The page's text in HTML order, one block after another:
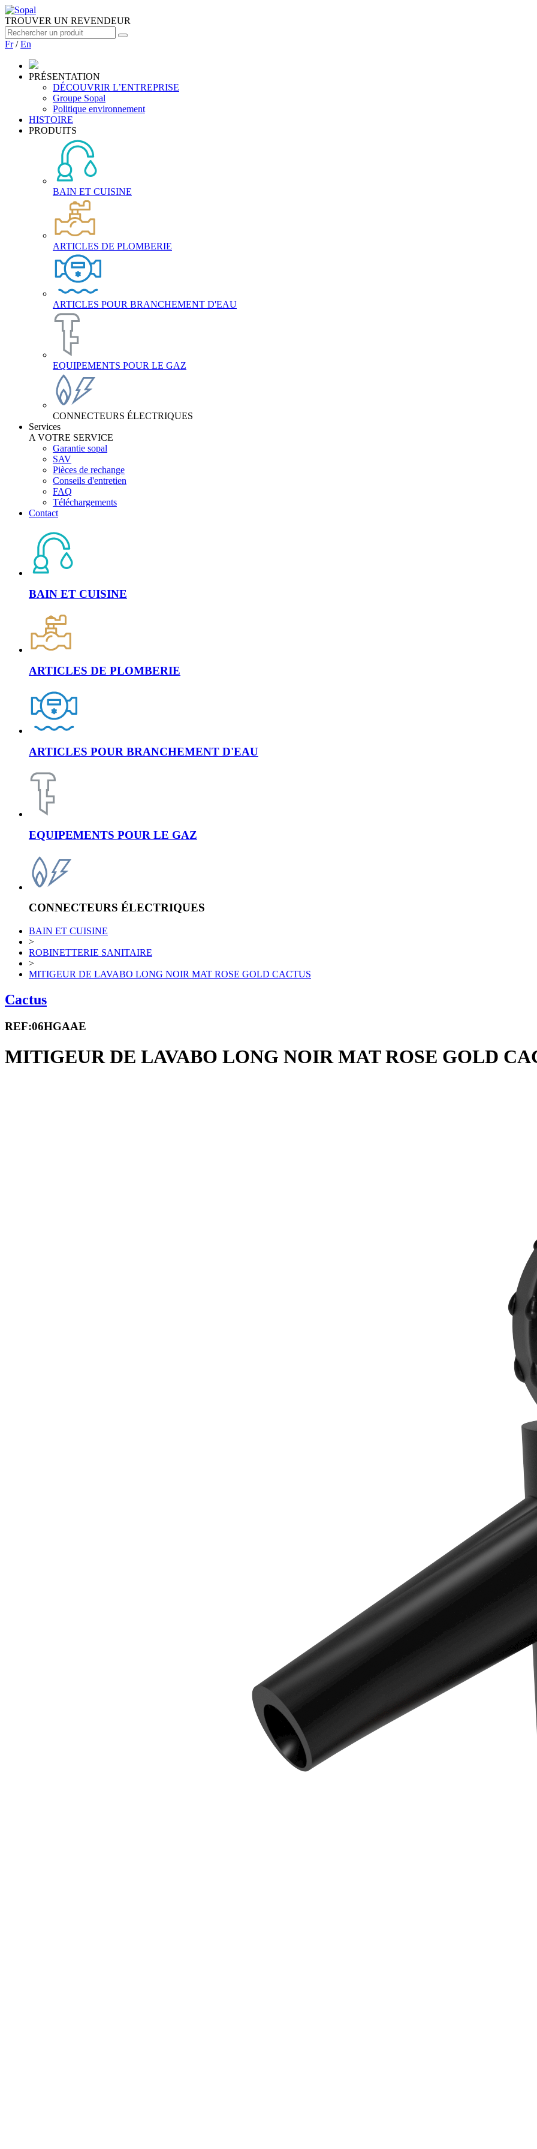
TROUVER UN REVENDEUR
Fr/En
PRÉSENTATION
DÉCOUVRIR L’ENTREPRISE
Groupe Sopal
Politique environnement
HISTOIRE
PRODUITS
BAIN ET CUISINE
ARTICLES DE PLOMBERIE
ARTICLES POUR BRANCHEMENT D'EAU
EQUIPEMENTS POUR LE GAZ
CONNECTEURS ÉLECTRIQUES
Services
A VOTRE SERVICE
Garantie sopal
SAV
Pièces de rechange
Conseils d'entretien
FAQ
Téléchargements
Contact
BAIN ET CUISINE
ARTICLES DE PLOMBERIE
ARTICLES POUR BRANCHEMENT D'EAU
EQUIPEMENTS POUR LE GAZ
CONNECTEURS ÉLECTRIQUES
BAIN ET CUISINE
>
ROBINETTERIE SANITAIRE
>
MITIGEUR DE LAVABO LONG NOIR MAT ROSE GOLD CACTUS
Cactus
REF:06HGAAE
MITIGEUR DE LAVABO LONG NOIR MAT ROSE GOLD